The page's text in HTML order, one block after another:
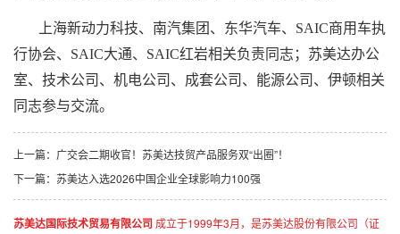
上海新动力科技、南汽集团、东华汽车、SAIC商用车执
行协会、SAIC大通、SAIC红岩相关负责同志； 苏美达办公
室、技术公司、机电公司、成套公司、能源公司、伊顿相关
同志参与交流。
上一篇： 广交会二期收官！苏美达技贸产品服务双“出圈”！
下一篇： 苏美达入选2026中国企业全球影响力100强
苏美达国际技术贸易有限公司 成立于1999年3月，是苏美达股份有限公司（证